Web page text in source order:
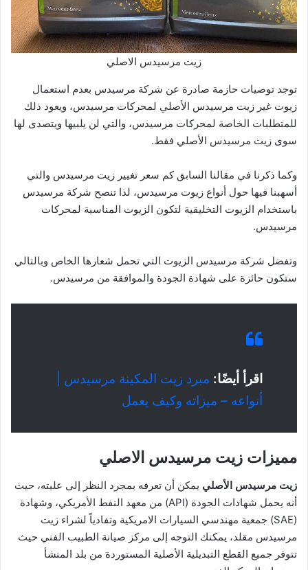
زيت مرسيدس الاصلي
توجد توصيات حازمة صادرة عن شركة مرسيدس بعدم استعمال
زيوت غير زيت مرسيدس الأصلي لمحركات مرسيدس، ويعود ذلك
للمتطلبات الخاصة لمحركات مرسيدس، والتي لن يلبيها ويتصدى لها
سوى زيت مرسيدس الأصلي فقط.
وكما ذكرنا في مقالنا السابق كم سعر تغيير زيت مرسيدس والتي
أسهبنا فيها حول أنواع زيوت مرسيدس، لذا تنصح شركة مرسيدس
باستخدام الزيوت التخليقية لتكون الزيوت المناسبة لمحركات
مرسيدس.
وتفضل شركة مرسيدس الزيوت التي تحمل شعارها الخاص وبالتالي
ستكون حائزة على شهادة الجودة والموافقة من مرسيدس.
اقرأ أيضًا: مبرد زيت المكينة مرسيدس |
أنواعه – ميزاته وكيف يعمل
مميزات زيت مرسيدس الاصلي
زيت مرسيدس الأصلي يمكن أن تعرفه بمجرد النظر إلى علبته، حيث
أنه يحمل شهادات الجودة (API) من معهد النفط الأمريكي، وشهادة
(SAE) جمعية مهندسي السيارات الامريكية وتفادياً لشراء زيت
مرسيدس مقلد، يمكنك التوجه إلى مركز صيانة الطبيب الفني حيث
تتوفر جميع القطع التبديلية الأصلية المستوردة من بلد المنشأ